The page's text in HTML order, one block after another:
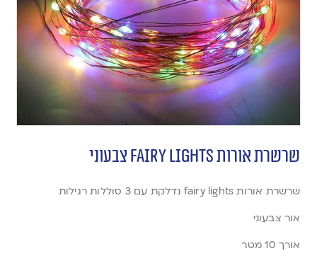
שרשרת אורות fairy lights צבעוני
שרשרת אורות fairy lights נדלקת עם 3 סוללות רגילות
אור צבעוני
אורך 10 מטר